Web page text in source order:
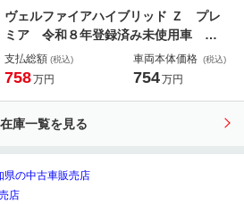
ヴェルファイアハイブリッド Ｚ プレ
ミア 令和８年登録済み未使用車 内
装サンセットブラウン ユニバーサル
ステップ 左右独立ムーンルーフ デ
０Ｖ ＨＤＭＩ入力端子 純正１９Ａ
支払総額 (税込)
758万円
車両本体価格 (税込)
754万円
在庫一覧を見る
県の中古車販売店
店